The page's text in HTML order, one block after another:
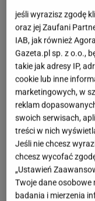
się klasycznym
je dopasować do
wysokiej jakości
wytrzymałość i
wyściółka z
nawet przy
obcasie są
spotkania
sukienkami,
spodniami. Ten
wysokości 5 cm,
jeśli wyrazisz zgodę
oraz jej Zaufani
IAB, jak również
Gazeta.pl sp. z o.o.,
takie jak adresy IP,
cookie lub inne
marketingowych, w
reklam
swoich serwisach,
treści w nich
Jeśli nie chcesz
chcesz wycofać
„Ustawień
Twoje dane osobowe
badania i mierzenia